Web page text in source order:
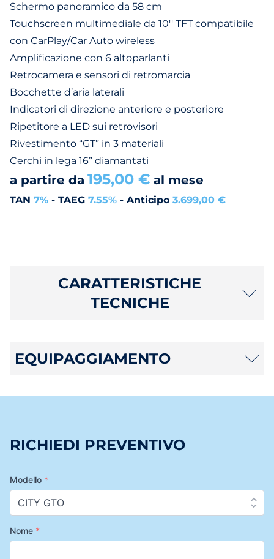
Schermo panoramico da 58 cm
Touchscreen multimediale da 10'' TFT compatibile
con CarPlay/Car Auto wireless
Amplificazione con 6 altoparlanti
Retrocamera e sensori di retromarcia
Bocchette d’aria laterali
Indicatori di direzione anteriore e posteriore
Ripetitore a LED sui retrovisori
Rivestimento “GT” in 3 materiali
Cerchi in lega 16” diamantati
a partire da 195,00 € al mese
TAN 7% - TAEG 7.55% - Anticipo 3.699,00 €
CARATTERISTICHE
TECNICHE
EQUIPAGGIAMENTO
RICHIEDI PREVENTIVO
Modello *
Nome *